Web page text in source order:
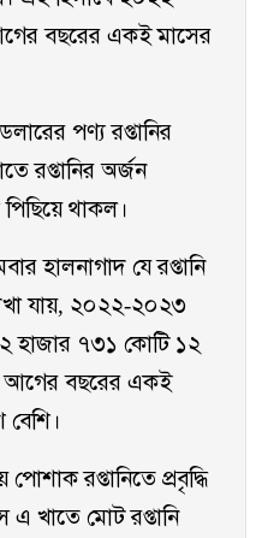
বছরের একই মাসের
পণ্য রপ্তানির
রপ্তানির অর্জন
থাকল।
হালনাগাদ যে রপ্তানি
যায়, ২০২২-২০২৩
হাজার ৭৩১ কোটি ১২
আগের বছরের একই
রপ্তানিতে প্রবৃদ্ধি
খাতে মোট রপ্তানি